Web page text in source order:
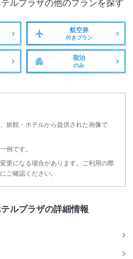
ルプラザの他のプランを探す
航空券
付きプラン
宿泊
のみ
旅館・ホテルから提供された画像で
例です。
更になる場合があります。ご利用の際
ご確認ください。
ルプラザの詳細情報